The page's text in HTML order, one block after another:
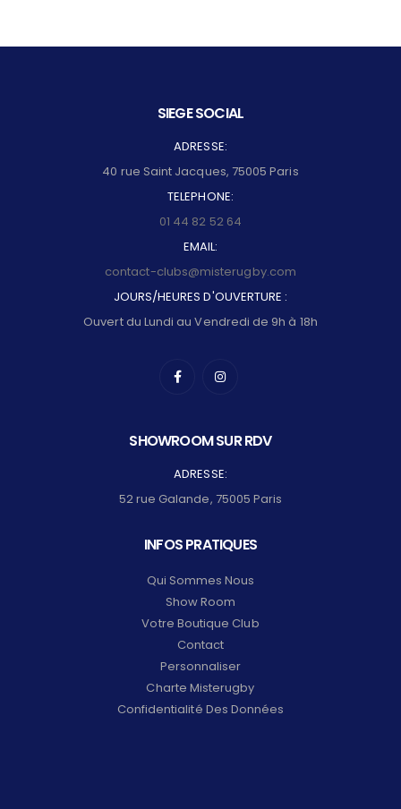
SIEGE SOCIAL
ADRESSE:
40 rue Saint Jacques, 75005 Paris
TELEPHONE:
01 44 82 52 64
EMAIL:
contact-clubs@misterugby.com
JOURS/HEURES D'OUVERTURE :
Ouvert du Lundi au Vendredi de 9h à 18h
SHOWROOM SUR RDV
ADRESSE:
52 rue Galande, 75005 Paris
INFOS PRATIQUES
Qui Sommes Nous
Show Room
Votre Boutique Club
Contact
Personnaliser
Charte Misterugby
Confidentialité Des Données